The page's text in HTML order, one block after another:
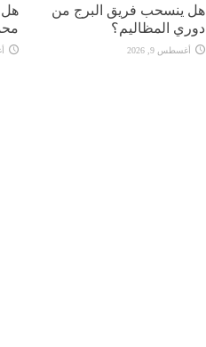
هل ينسحب فريق البرج من
دوري المظاليم؟
أغسطس 9, 2026
هل